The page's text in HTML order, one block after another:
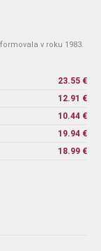
v roku 1983.
23.55 €
12.91 €
10.44 €
19.94 €
18.99 €